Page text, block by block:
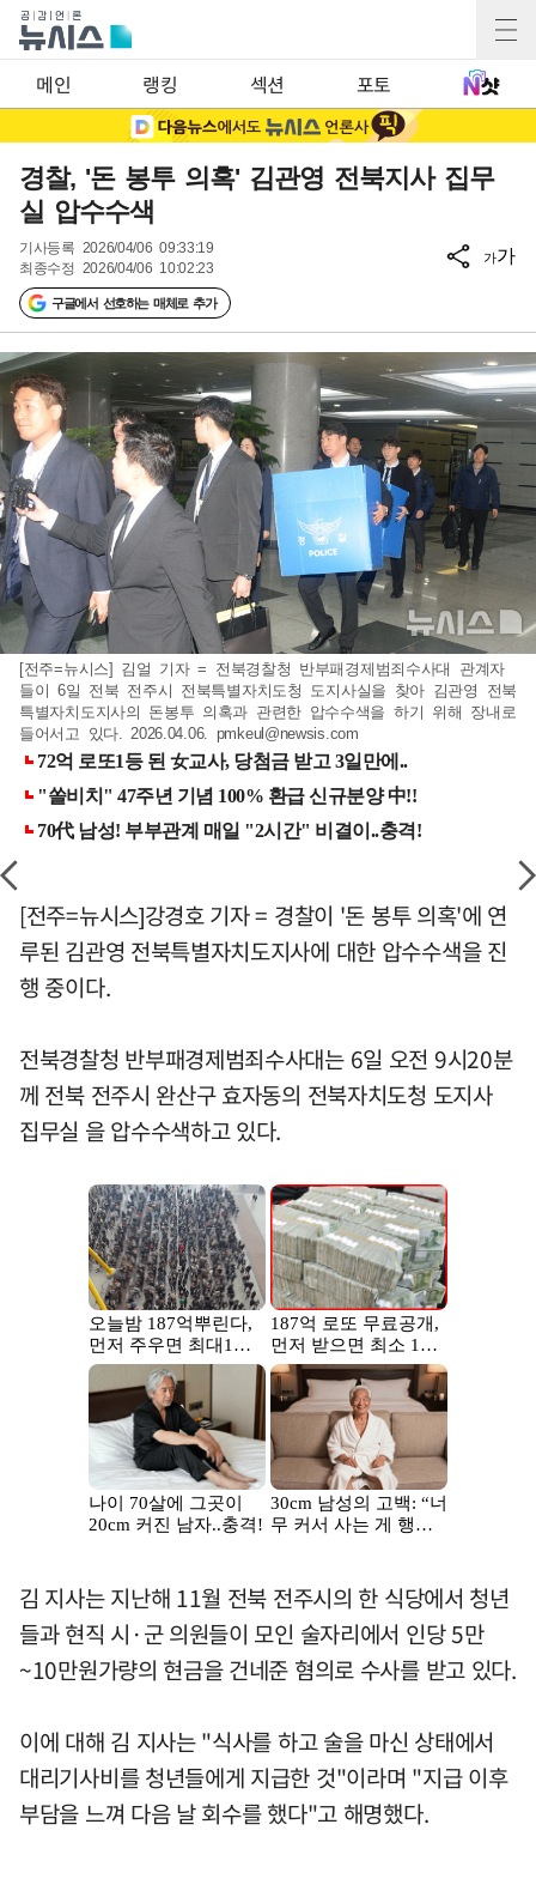
메인 랭킹 섹션 포토
경찰, '돈 봉투 의혹' 김관영 전북지사 집무
실 압수수색
기사등록 2026/04/06 09:33:19
최종수정 2026/04/06 10:02:23
구글에서 선호하는 매체로 추가
가가
[전주=뉴시스] 김얼 기자 = 전북경찰청 반부패경제범죄수사대 관계자
들이 6일 전북 전주시 전북특별자치도청 도지사실을 찾아 김관영 전북
특별자치도지사의 돈봉투 의혹과 관련한 압수수색을 하기 위해 장내로
들어서고 있다. 2026.04.06. pmkeul@newsis.com
[전주=뉴시스]강경호 기자 = 경찰이 '돈 봉투 의혹'에 연
루된 김관영 전북특별자치도지사에 대한 압수수색을 진
행 중이다.
전북경찰청 반부패경제범죄수사대는 6일 오전 9시20분
께 전북 전주시 완산구 효자동의 전북자치도청 도지사
집무실 을 압수수색하고 있다.
김 지사는 지난해 11월 전북 전주시의 한 식당에서 청년
들과 현직 시·군 의원들이 모인 술자리에서 인당 5만
~10만원가량의 현금을 건네준 혐의로 수사를 받고 있다.
이에 대해 김 지사는 "식사를 하고 술을 마신 상태에서
대리기사비를 청년들에게 지급한 것"이라며 "지급 이후
부담을 느껴 다음 날 회수를 했다"고 해명했다.